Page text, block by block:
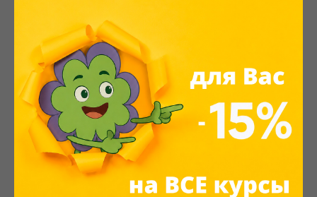
разработаете оптимальную для себя
стратегию поведения в актуальной
конфликтной ситуации.